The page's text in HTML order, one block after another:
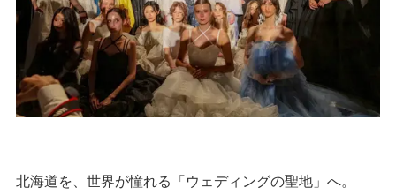
北海道を、世界が憧れる「ウェディングの聖地」へ。